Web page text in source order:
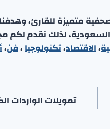
متميزة للقارئ، وهدفنا أن
لذلك نقدم لكم
،الاقتصاد،تكنولوجيا،فن،